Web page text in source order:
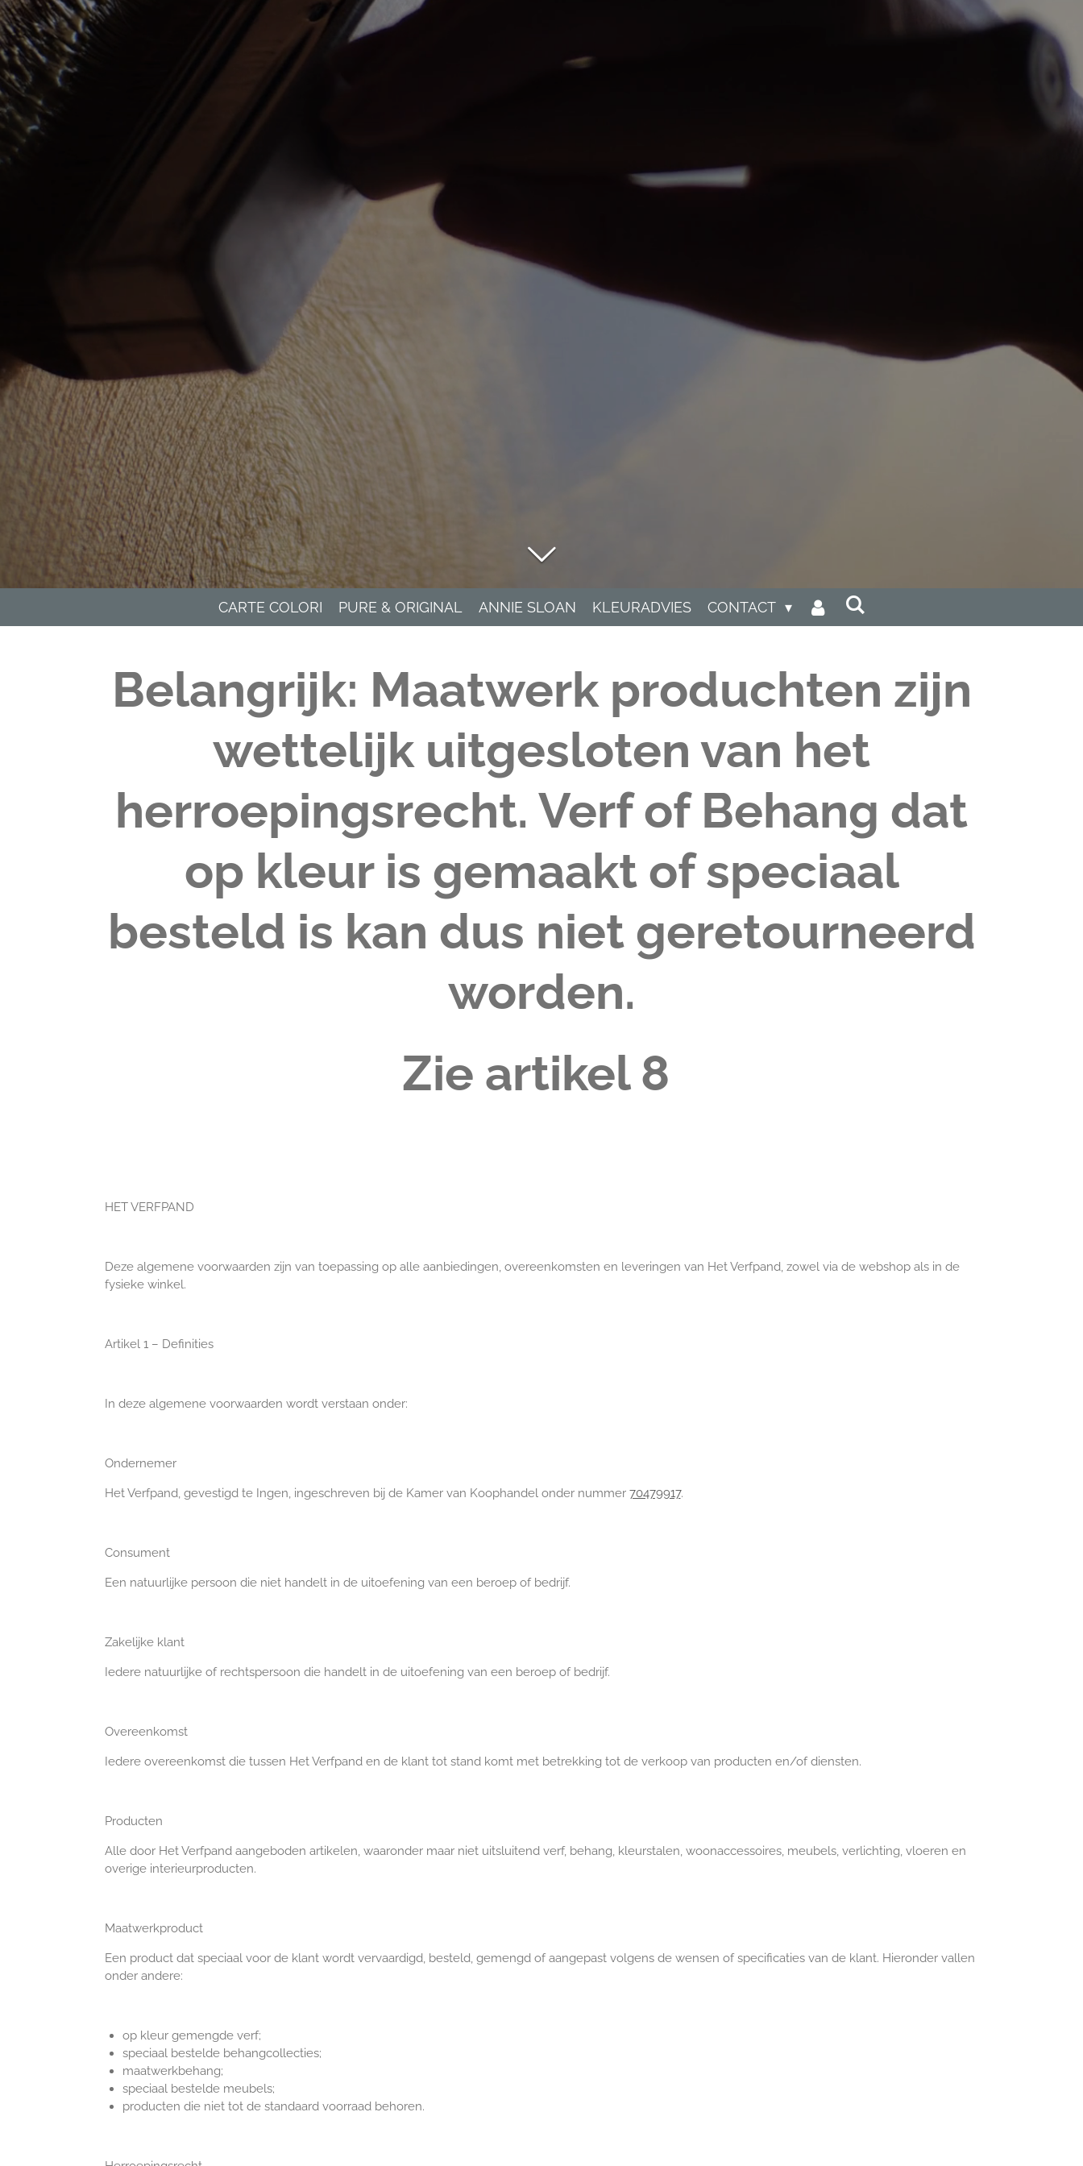
CARTE COLORI PURE & ORIGINAL ANNIE SLOAN KLEURADVIES CONTACT
Belangrijk: Maatwerk produchten zijn
wettelijk uitgesloten van het
herroepingsrecht. Verf of Behang dat
op kleur is gemaakt of speciaal
besteld is kan dus niet geretourneerd
worden.
Zie artikel 8
HET VERFPAND
Deze algemene voorwaarden zijn van toepassing op alle aanbiedingen, overeenkomsten en leveringen van Het Verfpand, zowel via de webshop als in de
fysieke winkel.
Artikel 1 – Definities
In deze algemene voorwaarden wordt verstaan onder:
Ondernemer
Het Verfpand, gevestigd te Ingen, ingeschreven bij de Kamer van Koophandel onder nummer 70479917.
Consument
Een natuurlijke persoon die niet handelt in de uitoefening van een beroep of bedrijf.
Zakelijke klant
Iedere natuurlijke of rechtspersoon die handelt in de uitoefening van een beroep of bedrijf.
Overeenkomst
Iedere overeenkomst die tussen Het Verfpand en de klant tot stand komt met betrekking tot de verkoop van producten en/of diensten.
Producten
Alle door Het Verfpand aangeboden artikelen, waaronder maar niet uitsluitend verf, behang, kleurstalen, woonaccessoires, meubels, verlichting, vloeren en
overige interieurproducten.
Maatwerkproduct
Een product dat speciaal voor de klant wordt vervaardigd, besteld, gemengd of aangepast volgens de wensen of specificaties van de klant. Hieronder vallen
onder andere:
op kleur gemengde verf;
speciaal bestelde behangcollecties;
maatwerkbehang;
speciaal bestelde meubels;
producten die niet tot de standaard voorraad behoren.